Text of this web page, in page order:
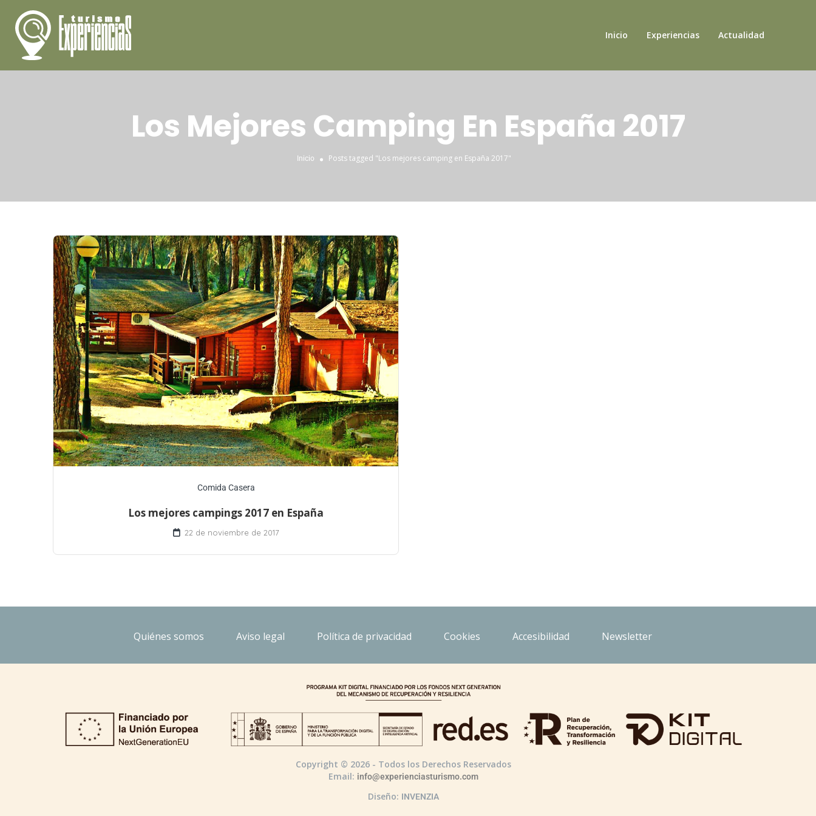
Inicio Experiencias Actualidad
Los Mejores Camping En España 2017
Inicio Posts tagged "Los mejores camping en España 2017"
Comida Casera
Los mejores campings 2017 en España
22 de noviembre de 2017
Quiénes somos Aviso legal Política de privacidad Cookies Accesibilidad Newsletter
Copyright © 2026 - Todos los Derechos Reservados
Email: info@experienciasturismo.com
Diseño: INVENZIA